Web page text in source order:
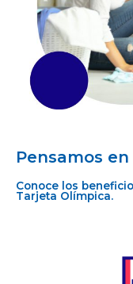
Pensamos
Conoce los
Tarjeta Olímpica.